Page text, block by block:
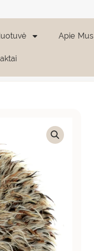
Apie Mus